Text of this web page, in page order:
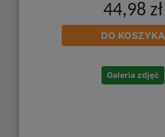
44,98 zł
DO KOSZYKA
Galeria zdjęć